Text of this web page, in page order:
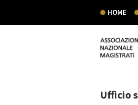
HOME
Ufficio